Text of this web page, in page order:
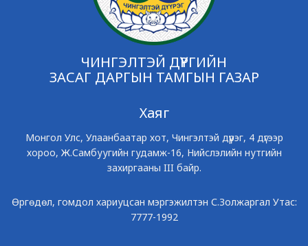
ЧИНГЭЛТЭЙ ДҮҮРГИЙН
ЗАСАГ ДАРГЫН ТАМГЫН ГАЗАР
Хаяг
Монгол Улс, Улаанбаатар хот, Чингэлтэй дүүрэг, 4 дүгээр
хороо, Ж.Самбуугийн гудамж-16, Нийслэлийн нутгийн
захиргааны III байр.
Өргөдөл, гомдол хариуцсан мэргэжилтэн С.Золжаргал Утас:
7777-1992